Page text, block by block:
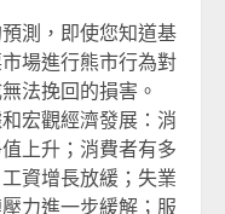
測，即使您知道基
場進行熊市行為對
法挽回的損害。
宏觀經濟發展：消
上升；消費者有多
資增長放緩；失業
力進一步緩解；服